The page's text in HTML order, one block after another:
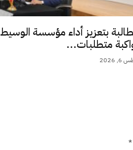
بتعزيز أداء مؤسسة الوسيط
متطلبات...
2026
*